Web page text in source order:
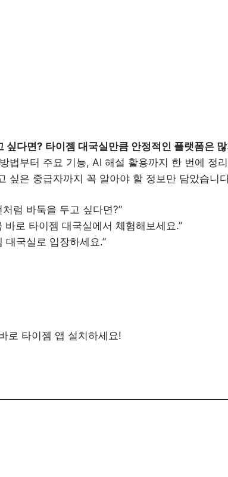
싶다면? 타이젬 대국실만큼 안정적인 플랫폼은
법부터 주요 기능, AI 해설 활용까지 한 번에 정
싶은 중급자까지 꼭 알아야 할 정보만 담았습니
럼 바둑을 두고 싶다면?”
로 타이젬 대국실에서 체험해보세요.”
대국실로 입장하세요.”
로 타이젬 앱 설치하세요!